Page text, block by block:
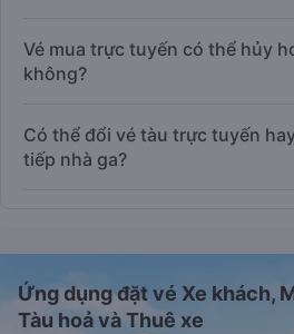
Vé mua trực tuyến có thể hủy
không?
Có thể đổi vé tàu trực tuyến
tiếp nhà ga?
Ứng dụng đặt vé Xe khách,
Tàu hoả và Thuê xe